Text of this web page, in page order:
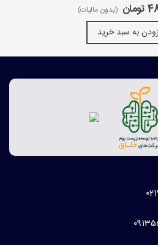
(بدون مالیات)
به سبد خرید